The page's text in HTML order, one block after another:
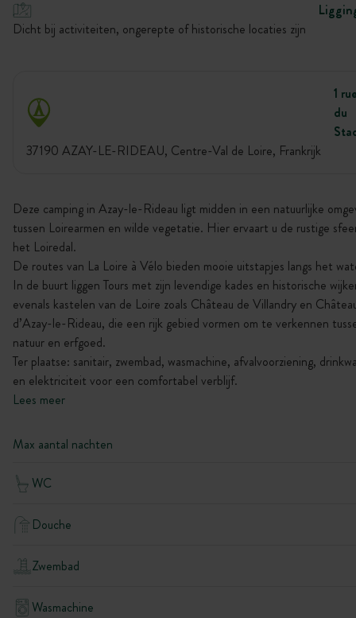
Dicht bij activiteiten, ongerepte of historische locaties zijn
1
du
37190 AZAY-LE-RIDEAU, Centre-Val de Loire, Frankrijk
Deze camping in Azay-le-Rideau ligt midden in een natuurlijke
tussen Loirearmen en wilde vegetatie. Hier ervaart u de rustige
het Loiredal.
De routes van La Loire à Vélo bieden mooie uitstapjes langs het
In de buurt liggen Tours met zijn levendige kades en historische
evenals kastelen van de Loire zoals Château de Villandry en
d’Azay-le-Rideau, die een rijk gebied vormen om te verkennen
natuur en erfgoed.
Ter plaatse: sanitair, zwembad, wasmachine, afvalvoorziening,
en elektriciteit voor een comfortabel verblijf.
Lees meer
Max aantal nachten
WC
Douche
Zwembad
Wasmachine